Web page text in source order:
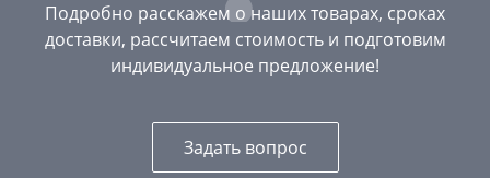
Подробно расскажем о наших товарах, сроках
доставки, рассчитаем стоимость и подготовим
индивидуальное предложение!
Задать вопрос